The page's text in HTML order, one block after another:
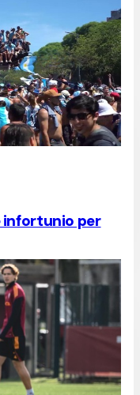
infortunio per